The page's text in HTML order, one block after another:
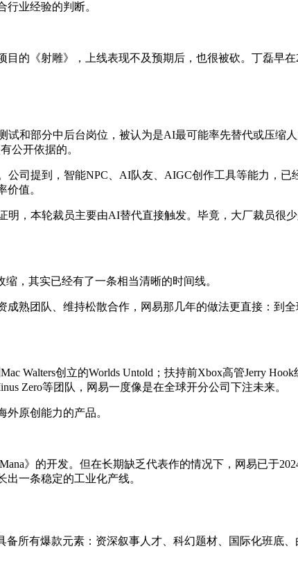
业经验的判断。
的《射雕》，上线表现不及预期后，也很被砍。丁磊早
和部分中后台岗位，被认为是AI最可能率先替代或压缩
公开依据的。
司提到，智能NPC、AI队友、AIGC创作工具等能力，已
价值。
，本轮裁员主要由AI替代直接触发。毕竟，大厂裁员很
，其实已经有了一条相当清晰的时间线。
熟团队、维持松散合作，网易那几年的做法更直接：到
Walters创立的Worlds Untold；扶持前Xbox高管Jerry
Zero等团队，网易一度像是在全球开分公司下注未来。
原创能力的产品。
》的开发。但在长期缺乏代表作的情况下，网易已于
一条稳定的工业化产线。
所有爆款元素：资深叙事人才、科幻题材、国际化班底